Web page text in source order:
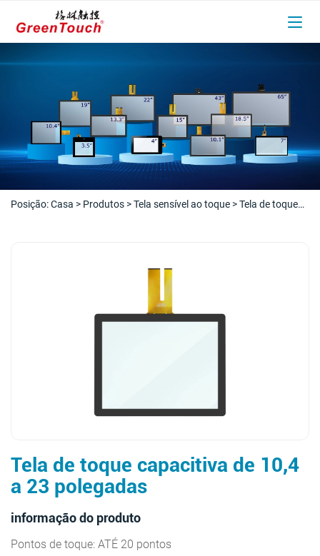
Posição:Casa > Produtos >Tela sensível ao toque >Tela de toque
Tela de toque capacitiva de 10,4
a 23 polegadas
informação do produto
Pontos de toque: ATÉ 20 pontos